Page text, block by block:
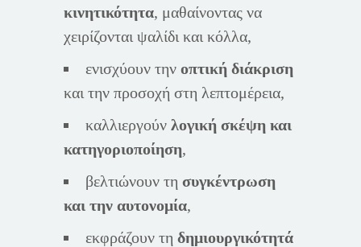
κινητικότητα, μαθαίνοντας να
χειρίζονται ψαλίδι και κόλλα,
ενισχύουν την οπτική διάκριση
και την προσοχή στη λεπτομέρεια,
καλλιεργούν λογική σκέψη και
κατηγοριοποίηση,
βελτιώνουν τη συγκέντρωση
και την αυτονομία,
εκφράζουν τη δημιουργικότητά